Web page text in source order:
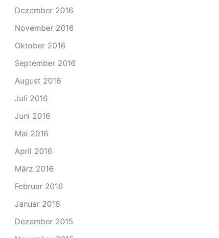
Dezember 2016
November 2016
Oktober 2016
September 2016
August 2016
Juli 2016
Juni 2016
Mai 2016
April 2016
März 2016
Februar 2016
Januar 2016
Dezember 2015